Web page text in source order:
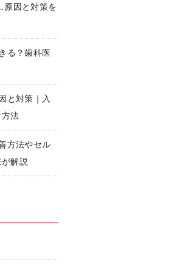
・クリーニング
因と対策を
る？歯科医
と対策｜入
法
方法やセル
解説